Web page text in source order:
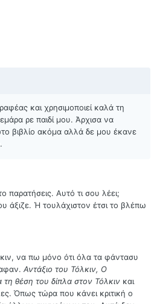
και χρησιμοποιεί καλά τη
ρε παιδί μου. Άρχισα να
βιβλίο ακόμα αλλά δε μου έκανε
παρατήσεις. Αυτό τι σου λέει;
άξιζε. Ή τουλάχιστον έτσι το βλέπω
να πω μόνο ότι όλα τα φάντασυ
Αντάξιο του Τόλκιν, Ο
τη θέση του δίπλα στον Τόλκιν και
Όπως τώρα που κάνει κριτική ο